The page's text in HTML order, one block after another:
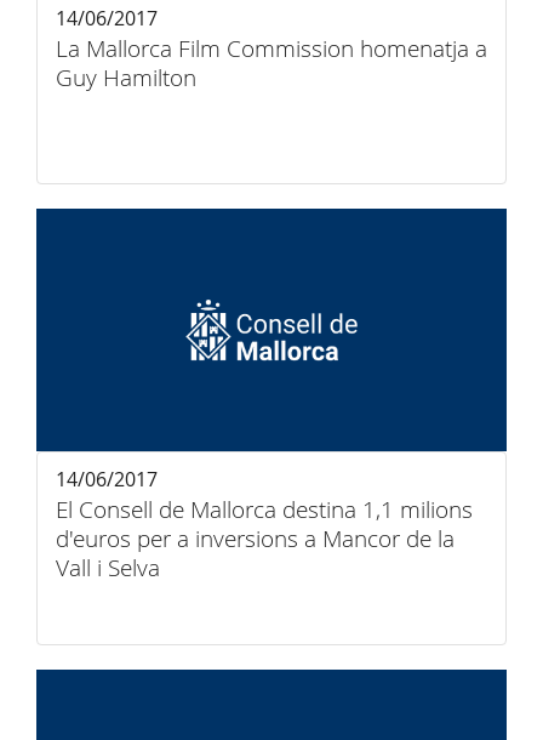
La Mallorca Film Commission homenatja a
Guy Hamilton
14/06/2017
El Consell de Mallorca destina 1,1 milions
d'euros per a inversions a Mancor de la
Vall i Selva
14/06/2017